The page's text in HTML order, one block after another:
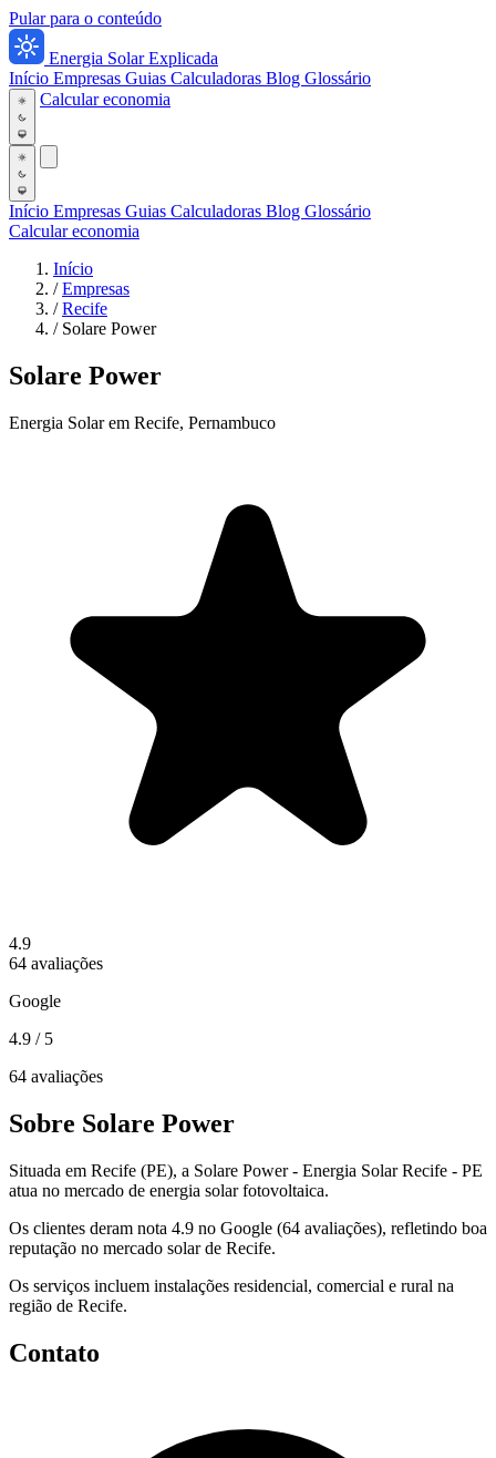
Pular para o conteúdo
Energia Solar Explicada
Início Empresas Guias Calculadoras Blog Glossário
Calcular economia
Início Empresas Guias Calculadoras Blog Glossário
Calcular economia
Início
/ Empresas
/ Recife
/ Solare Power
Solare Power
Energia Solar em Recife, Pernambuco
4.9
64 avaliações
Google
4.9 / 5
64 avaliações
Sobre Solare Power
Situada em Recife (PE), a Solare Power - Energia Solar Recife - PE
atua no mercado de energia solar fotovoltaica.
Os clientes deram nota 4.9 no Google (64 avaliações), refletindo boa
reputação no mercado solar de Recife.
Os serviços incluem instalações residencial, comercial e rural na
região de Recife.
Contato